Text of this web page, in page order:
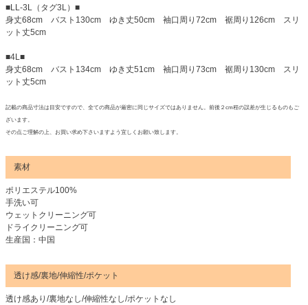
■LL-3L（タグ3L）■
身丈68cm バスト130cm ゆき丈50cm 袖口周り72cm 裾周り126cm スリ
ット丈5cm
■4L■
身丈68cm バスト134cm ゆき丈51cm 袖口周り73cm 裾周り130cm スリ
ット丈5cm
記載の商品寸法は目安ですので、全ての商品が厳密に同じサイズではありません。前後２cm程の誤差が生じるものもご
ざいます。
その点ご理解の上、お買い求め下さいますよう宜しくお願い致します。
素材
ポリエステル100%
手洗い可
ウェットクリーニング可
ドライクリーニング可
生産国：中国
透け感/裏地/伸縮性/ポケット
透け感あり/裏地なし/伸縮性なし/ポケットなし